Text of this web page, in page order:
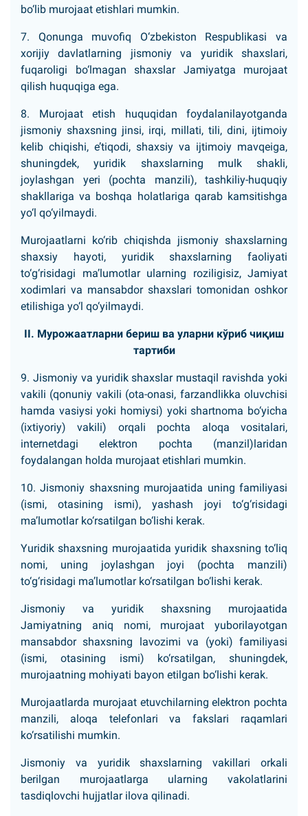
bo‘lib murojaat etishlari mumkin.
7. Qonunga muvofiq O‘zbekiston Respublikasi va
xorijiy davlatlarning jismoniy va yuridik shaxslari,
fuqaroligi bo‘lmagan shaxslar Jamiyatga murojaat
qilish huquqiga ega.
8. Murojaat etish huquqidan foydalanilayotganda
jismoniy shaxsning jinsi, irqi, millati, tili, dini, ijtimoiy
kelib chiqishi, e’tiqodi, shaxsiy va ijtimoiy mavqeiga,
shuningdek, yuridik shaxslarning mulk shakli,
joylashgan yeri (pochta manzili), tashkiliy-huquqiy
shakllariga va boshqa holatlariga qarab kamsitishga
yo‘l qo‘yilmaydi.
Murojaatlarni ko‘rib chiqishda jismoniy shaxslarning
shaxsiy hayoti, yuridik shaxslarning faoliyati
to‘g‘risidagi ma’lumotlar ularning roziligisiz, Jamiyat
xodimlari va mansabdor shaxslari tomonidan oshkor
etilishiga yo‘l qo‘yilmaydi.
II. Мурожаатларни бериш ва уларни кўриб чиқиш
тартиби
9. Jismoniy va yuridik shaxslar mustaqil ravishda yoki
vakili (qonuniy vakili (ota-onasi, farzandlikka oluvchisi
hamda vasiysi yoki homiysi) yoki shartnoma bo‘yicha
(ixtiyoriy) vakili) orqali pochta aloqa vositalari,
internetdagi elektron pochta (manzil)laridan
foydalangan holda murojaat etishlari mumkin.
10. Jismoniy shaxsning murojaatida uning familiyasi
(ismi, otasining ismi), yashash joyi to‘g‘risidagi
ma’lumotlar ko‘rsatilgan bo‘lishi kerak.
Yuridik shaxsning murojaatida yuridik shaxsning to‘liq
nomi, uning joylashgan joyi (pochta manzili)
to‘g‘risidagi ma’lumotlar ko‘rsatilgan bo‘lishi kerak.
Jismoniy va yuridik shaxsning murojaatida
Jamiyatning aniq nomi, murojaat yuborilayotgan
mansabdor shaxsning lavozimi va (yoki) familiyasi
(ismi, otasining ismi) ko‘rsatilgan, shuningdek,
murojaatning mohiyati bayon etilgan bo‘lishi kerak.
Murojaatlarda murojaat etuvchilarning elektron pochta
manzili, aloqa telefonlari va fakslari raqamlari
ko‘rsatilishi mumkin.
Jismoniy va yuridik shaxslarning vakillari orkali
berilgan murojaatlarga ularning vakolatlarini
tasdiqlovchi hujjatlar ilova qilinadi.